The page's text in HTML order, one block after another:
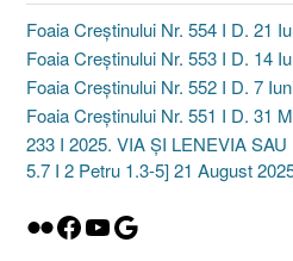
Foaia Creștinului Nr. 554 I D. 21
Foaia Creștinului Nr. 553 I D. 14
Foaia Creștinului Nr. 552 I D. 7
Foaia Creștinului Nr. 551 I D. 31
233 I 2025. VIA ȘI LENEVIA
5.7 I 2 Petru 1.3-5] 21 August
Flickr
Facebook
YouTube
Google